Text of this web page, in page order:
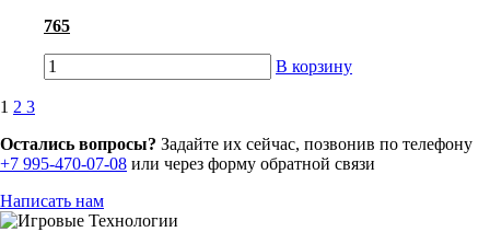
765
В корзину
1 2 3
Остались вопросы? Задайте их сейчас, позвонив по телефону
+7 995-470-07-08 или через форму обратной связи
Написать нам